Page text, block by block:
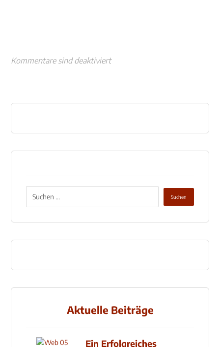
Kommentare sind deaktiviert
Aktuelle Beiträge
Ein Erfolgreiches